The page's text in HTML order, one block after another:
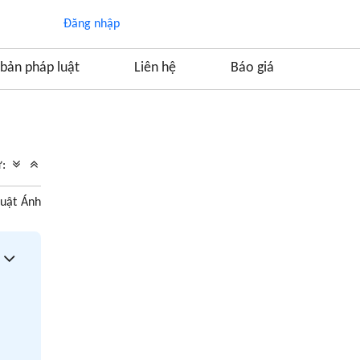
Đăng nhập
pháp luật Liên hệ Báo giá
Ánh